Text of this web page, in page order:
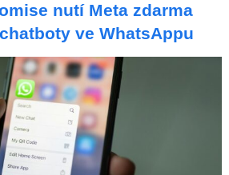
nutí Meta zdarma
ve WhatsAppu